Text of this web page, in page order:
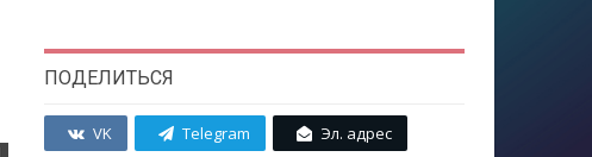
ПОДЕЛИТЬСЯ
VK Telegram Эл. адрес